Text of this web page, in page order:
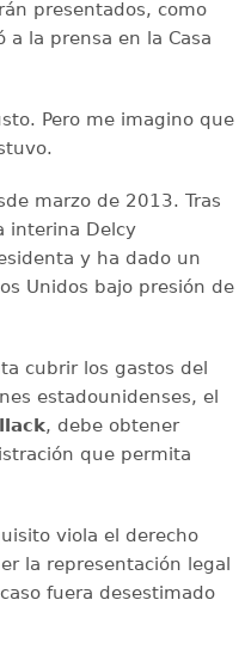
presentados, como
la prensa en la Casa
Pero me imagino que
marzo de 2013. Tras
interina Delcy
y ha dado un
Unidos bajo presión de
cubrir los gastos del
estadounidenses, el
, debe obtener
que permita
viola el derecho
la representación legal
fuera desestimado